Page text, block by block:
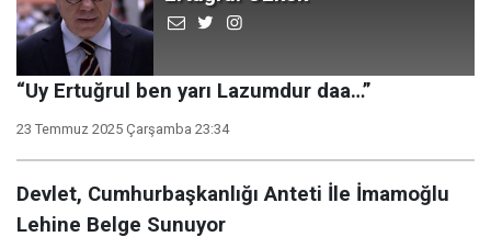
“Uy Ertuğrul ben yarı Lazumdur daa…”
23 Temmuz 2025 Çarşamba 23:34
Devlet, Cumhurbaşkanlığı Anteti İle İmamoğlu
Lehine Belge Sunuyor